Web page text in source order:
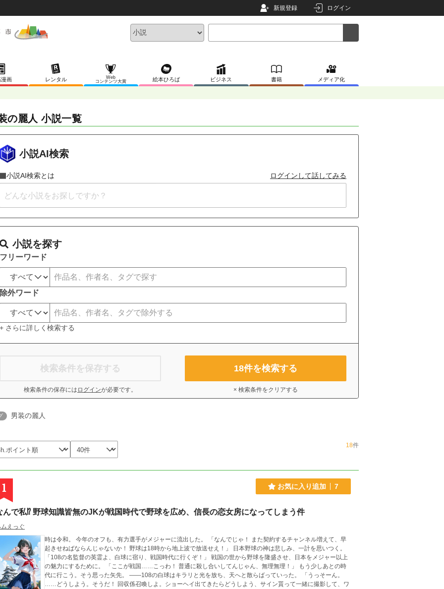
新規登録 ログイン
画 レンタル
Web
コンテンツ大賞
絵本ひろば ビジネス 書籍 メディア化
の麗人 小説一覧
小説AI検索
小説AI検索とは ログインして話してみる
小説を探す
フリーワード
除外ワード
+ さらに詳しく検索する
検索条件を保存する
検索条件の保存には ログインが必要です。
18件を検索する
× 検索条件をクリアする
男装の麗人
18件
1 お気に入り追加 7
んで私⁉ 野球知識皆無のJKが戦国時代で野球を広め、信長の恋女房になってしまう件
えっぐ
時は令和。 今年のオフも、有力選手がメジャーに流出した。 「なんでじゃ！ また契約するチャンネル増えて、早
起きせねばならんじゃないか！ 野球は18時から地上波で放送せえ！」 日本野球の神は悲しみ、一計を思いつく。
「108の名監督の英霊よ、白球に宿り、戦国時代に行くぞ！」 戦国の世から野球を隆盛させ、日本をメジャー以上
の魅力にするために。 「ここが戦国……こっわ！ 普通に殺し合いしてんじゃん、無理無理！」 もう少しあとの時
代に行こう。そう思った矢先。 ――108の白球はキラリと光を放ち、天へと散らばっていった。 「うっそーん。
……どうしよう。そうだ！ 回収係召喚しよ。ショーヘイ出てきたらどうしよう、サイン貰って一緒に撮影して、ワ